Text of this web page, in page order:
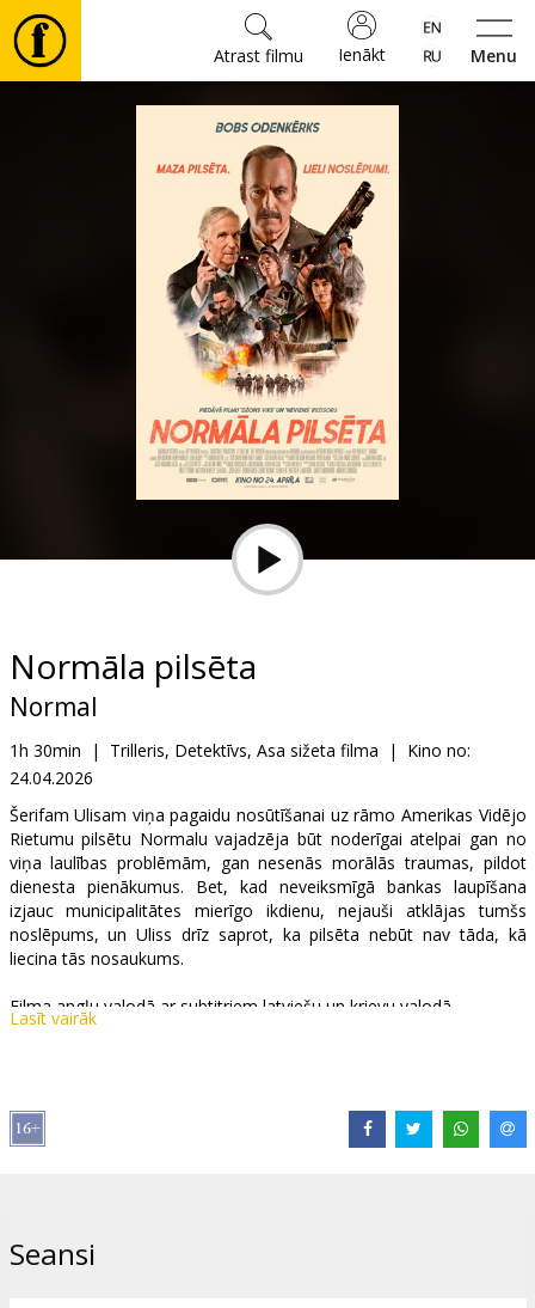
Menu
Ienākt
Atrast filmu
B2B
Kino
Klubs
Normāla pilsēta
Normal
1h 30min | Trilleris, Detektīvs, Asa sižeta filma |
Kino no:
24.04.2026
Šerifam Ulisam viņa pagaidu nosūtīšanai uz rāmo Amerikas Vidējo
Rietumu pilsētu Normalu vajadzēja būt noderīgai atelpai gan no
viņa laulības problēmām, gan nesenās morālās traumas, pildot
dienesta pienākumus. Bet, kad neveiksmīgā bankas laupīšana
izjauc municipalitātes mierīgo ikdienu, nejauši atklājas tumšs
noslēpums, un Uliss drīz saprot, ka pilsēta nebūt nav tāda, kā
liecina tās nosaukums.
Filma angļu valodā ar subtitriem latviešu un krievu valodā.
Režisors:
Lomās:
Lena Headey
Lasīt vairāk
Seansi